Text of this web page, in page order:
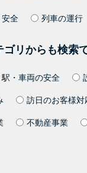
安全 列車の運行
リからも検索
駅・車両の安全
訪日のお客様対
不動産事業